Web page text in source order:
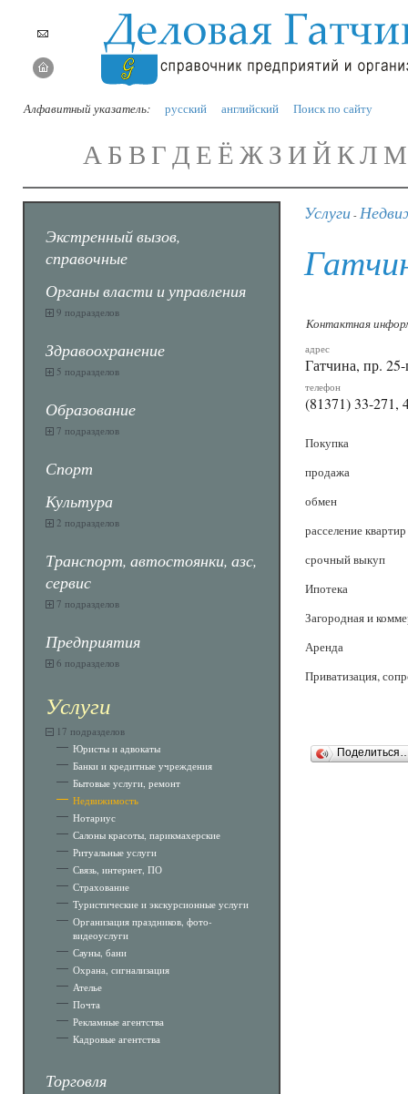
Алфавитный указатель: русский английский Поиск по сайту
АБ В ГД Е ЁЖЗ И Й КЛ М
Экстренный вызов,
справочные
Органы власти и управления
9 подразделов
Здравоохранение
5 подразделов
Образование
7 подразделов
Спорт
Культура
2 подразделов
Транспорт, автостоянки, азс,
сервис
7 подразделов
Предприятия
6 подразделов
Услуги
17 подразделов
Юристы и адвокаты
Банки и кредитные учреждения
Бытовые услуги, ремонт
Недвижимость
Нотариус
Салоны красоты, парикмахерские
Ритуальные услуги
Связь, интернет, ПО
Страхование
Туристические и экскурсионные услуги
Организация праздников, фото-
видеоуслуги
Сауны, бани
Охрана, сигнализация
Ателье
Почта
Рекламные агентства
Кадровые агентства
Торговля
Услуги -
Контактная
адрес
Гатчина, пр.
телефон
(81371) 33-271,
Покупка
продажа
обмен
расселение
срочный выкуп
Ипотека
Загородная и
Аренда
Приватизация,